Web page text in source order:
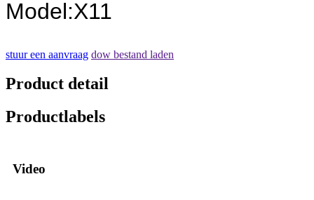
Model:X11
stuur een aanvraag dow bestand laden
Product detail
Productlabels
Video